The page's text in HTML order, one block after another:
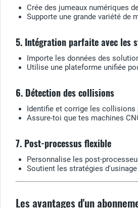
Crée des jumeaux numériques
Supporte une grande variété de
5. Intégration parfaite avec les
Importe les données des
Utilise une plateforme unifiée
6. Détection des collisions
Identifie et corrige les
Assure-toi que tes machines
7. Post-processus flexible
Personnalise les post-
Soutient les stratégies
Les avantages d'un